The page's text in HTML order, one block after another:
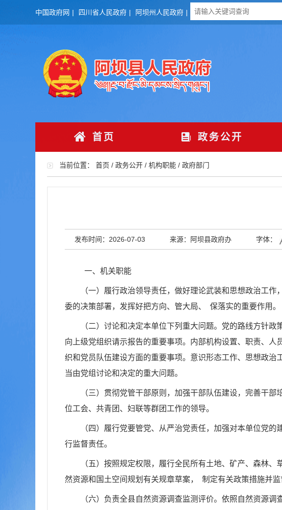
中国政府网 | 四川省人民政府 | 阿坝州人民政府 |
首页 政务公开
当前位置： 首页 / 政务公开 / 机构职能 / 政府部门
发布时间：2026-07-03 来源：阿坝县政府办 字体：
一、机关职能
（一）履行政治领导责任，做好理论武装和思想政治工作，
委的决策部署，发挥好把方向、管大局、
保落实的重要作用。
（二）讨论和决定本单位下列重大问题。党的路线方针政策
向上级党组织请示报告的重要事项。内部机构设置、职责、
织和党员队伍建设方面的重要事项。意识形态工作、思想政治
当由党组讨论和决定的重大问题。
（三）贯彻党管干部原则，加强干部队伍建设，完善干
位工会、共青团、妇联等群团工作的领导。
（四）履行党要管党、从严治党责任，加强对本单位党的
行监督责任。
（五）按照规定权限，履行全民所有土地、矿产、森林、
然资源和国土空间规划有关规章草案，
制定有关政策措施并监
（六）负责全县自然资源调查监测评价。依照自然资源调